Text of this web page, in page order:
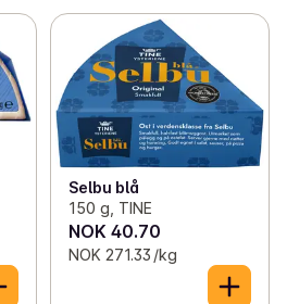
Selbu blå
150 g, TINE
NOK 40.70
NOK 271.33 /kg